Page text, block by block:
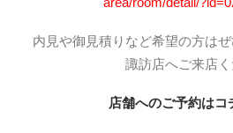
内見や御見積りなど希望の方は
諏訪店へご来店
店舗へのご予約は